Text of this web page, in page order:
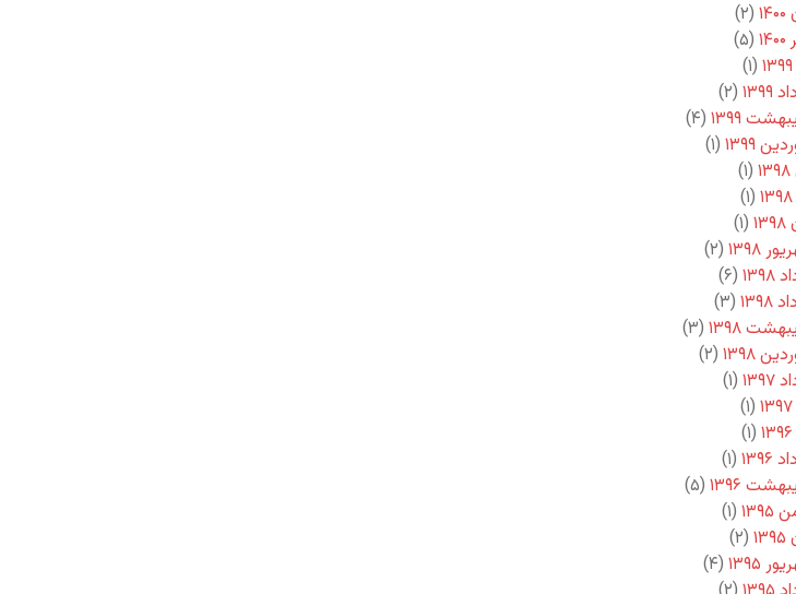
(۲)
(۵)
(۱)
(۲)
۱۳۹۹
(۴)
۱۳۹۹
(۱)
(۱)
(۱)
(۱)
۱۳۹۸
(۲)
(۶)
(۳)
۱۳۹۸
(۳)
۱۳۹۸
(۲)
(۱)
(۱)
(۱)
(۱)
۱۳۹۶
(۵)
(۱)
(۲)
۱۳۹۵
(۴)